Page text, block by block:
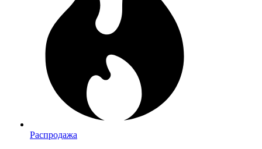
Распродажа